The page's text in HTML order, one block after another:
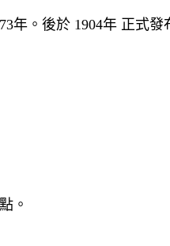
年。後於 1904年 正式
。